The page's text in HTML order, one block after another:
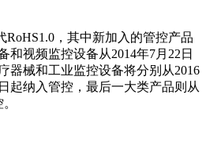
RoHS1.0，其中新加入的管控产品
和视频监控设备从2014年7月22日
器械和工业监控设备将分别从2016
起纳入管控，最后一大类产品则从